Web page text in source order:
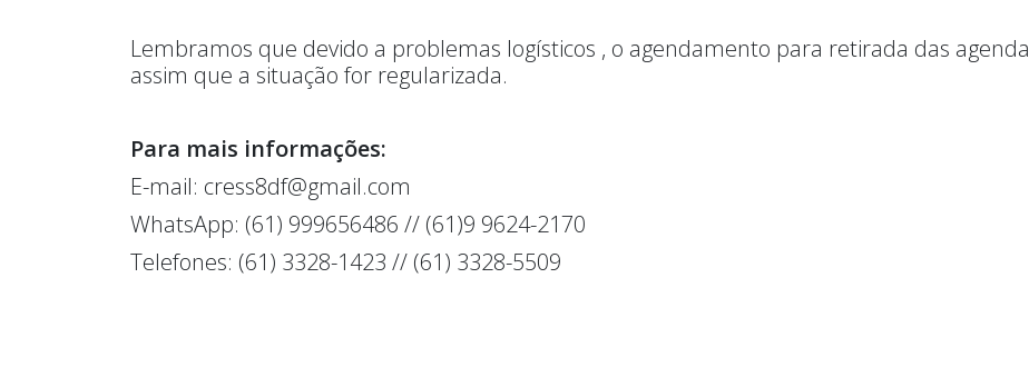
Lembramos que devido a problemas logísticos , o agendamento para retirada das
assim que a situação for regularizada.
Para mais informações:
E-mail: cress8df@gmail.com
WhatsApp: (61) 999656486 // (61)9 9624-2170
Telefones: (61) 3328-1423 // (61) 3328-5509